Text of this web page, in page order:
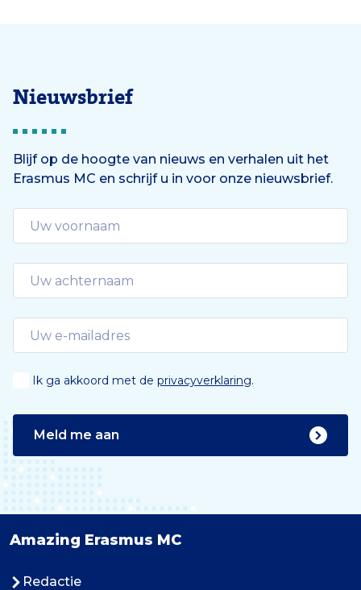
Nieuwsbrief
Blijf op de hoogte van nieuws en verhalen uit het
Erasmus MC en schrijf u in voor onze nieuwsbrief.
Ik ga akkoord met de privacyverklaring.
Meld me aan
Amazing Erasmus MC
Redactie